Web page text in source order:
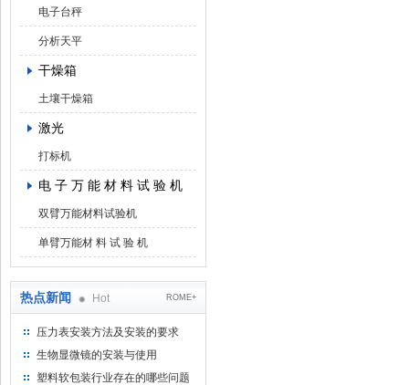
电子台秤
分析天平
干燥箱
土壤干燥箱
激光
打标机
电 子 万 能 材 料 试 验 机
双臂万能材料试验机
单臂万能材 料 试 验 机
热点新闻 Hot ROME+
压力表安装方法及安装的要求
生物显微镜的安装与使用
塑料软包装行业存在的哪些问题